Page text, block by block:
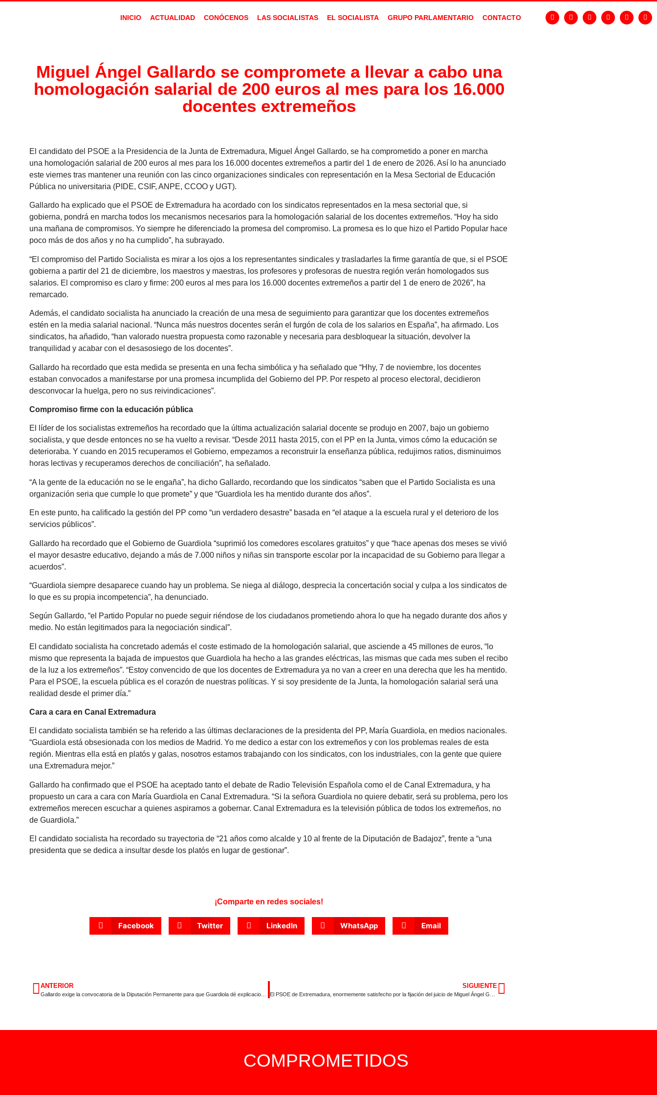
INICIO ACTUALIDAD CONÓCENOS LAS SOCIALISTAS EL SOCIALISTA GRUPO PARLAMENTARIO CONTACTO
Miguel Ángel Gallardo se compromete a llevar a cabo una
homologación salarial de 200 euros al mes para los 16.000
docentes extremeños
El candidato del PSOE a la Presidencia de la Junta de Extremadura, Miguel Ángel Gallardo, se ha comprometido a poner en marcha
una homologación salarial de 200 euros al mes para los 16.000 docentes extremeños a partir del 1 de enero de 2026. Así lo ha anunciado
este viernes tras mantener una reunión con las cinco organizaciones sindicales con representación en la Mesa Sectorial de Educación
Pública no universitaria (PIDE, CSIF, ANPE, CCOO y UGT).
Gallardo ha explicado que el PSOE de Extremadura ha acordado con los sindicatos representados en la mesa sectorial que, si
gobierna, pondrá en marcha todos los mecanismos necesarios para la homologación salarial de los docentes extremeños. “Hoy ha sido
una mañana de compromisos. Yo siempre he diferenciado la promesa del compromiso. La promesa es lo que hizo el Partido Popular hace
poco más de dos años y no ha cumplido”, ha subrayado.
“El compromiso del Partido Socialista es mirar a los ojos a los representantes sindicales y trasladarles la firme garantía de que, si el PSOE
gobierna a partir del 21 de diciembre, los maestros y maestras, los profesores y profesoras de nuestra región verán homologados sus
salarios. El compromiso es claro y firme: 200 euros al mes para los 16.000 docentes extremeños a partir del 1 de enero de 2026”, ha
remarcado.
Además, el candidato socialista ha anunciado la creación de una mesa de seguimiento para garantizar que los docentes extremeños
estén en la media salarial nacional. “Nunca más nuestros docentes serán el furgón de cola de los salarios en España”, ha afirmado. Los
sindicatos, ha añadido, “han valorado nuestra propuesta como razonable y necesaria para desbloquear la situación, devolver la
tranquilidad y acabar con el desasosiego de los docentes”.
Gallardo ha recordado que esta medida se presenta en una fecha simbólica y ha señalado que “Hhy, 7 de noviembre, los docentes
estaban convocados a manifestarse por una promesa incumplida del Gobierno del PP. Por respeto al proceso electoral, decidieron
desconvocar la huelga, pero no sus reivindicaciones”.
Compromiso firme con la educación pública
El líder de los socialistas extremeños ha recordado que la última actualización salarial docente se produjo en 2007, bajo un gobierno
socialista, y que desde entonces no se ha vuelto a revisar. “Desde 2011 hasta 2015, con el PP en la Junta, vimos cómo la educación se
deterioraba. Y cuando en 2015 recuperamos el Gobierno, empezamos a reconstruir la enseñanza pública, redujimos ratios, disminuimos
horas lectivas y recuperamos derechos de conciliación”, ha señalado.
“A la gente de la educación no se le engaña”, ha dicho Gallardo, recordando que los sindicatos “saben que el Partido Socialista es una
organización seria que cumple lo que promete” y que “Guardiola les ha mentido durante dos años”.
En este punto, ha calificado la gestión del PP como “un verdadero desastre” basada en “el ataque a la escuela rural y el deterioro de los
servicios públicos”.
Gallardo ha recordado que el Gobierno de Guardiola “suprimió los comedores escolares gratuitos” y que “hace apenas dos meses se vivió
el mayor desastre educativo, dejando a más de 7.000 niños y niñas sin transporte escolar por la incapacidad de su Gobierno para llegar a
acuerdos”.
“Guardiola siempre desaparece cuando hay un problema. Se niega al diálogo, desprecia la concertación social y culpa a los sindicatos de
lo que es su propia incompetencia”, ha denunciado.
Según Gallardo, “el Partido Popular no puede seguir riéndose de los ciudadanos prometiendo ahora lo que ha negado durante dos años y
medio. No están legitimados para la negociación sindical”.
El candidato socialista ha concretado además el coste estimado de la homologación salarial, que asciende a 45 millones de euros, “lo
mismo que representa la bajada de impuestos que Guardiola ha hecho a las grandes eléctricas, las mismas que cada mes suben el recibo
de la luz a los extremeños”. “Estoy convencido de que los docentes de Extremadura ya no van a creer en una derecha que les ha mentido.
Para el PSOE, la escuela pública es el corazón de nuestras políticas. Y si soy presidente de la Junta, la homologación salarial será una
realidad desde el primer día.”
Cara a cara en Canal Extremadura
El candidato socialista también se ha referido a las últimas declaraciones de la presidenta del PP, María Guardiola, en medios nacionales.
“Guardiola está obsesionada con los medios de Madrid. Yo me dedico a estar con los extremeños y con los problemas reales de esta
región. Mientras ella está en platós y galas, nosotros estamos trabajando con los sindicatos, con los industriales, con la gente que quiere
una Extremadura mejor.”
Gallardo ha confirmado que el PSOE ha aceptado tanto el debate de Radio Televisión Española como el de Canal Extremadura, y ha
propuesto un cara a cara con María Guardiola en Canal Extremadura. “Si la señora Guardiola no quiere debatir, será su problema, pero los
extremeños merecen escuchar a quienes aspiramos a gobernar. Canal Extremadura es la televisión pública de todos los extremeños, no
de Guardiola.”
El candidato socialista ha recordado su trayectoria de “21 años como alcalde y 10 al frente de la Diputación de Badajoz”, frente a “una
presidenta que se dedica a insultar desde los platós en lugar de gestionar”.
¡Comparte en redes sociales!
Facebook Twitter LinkedIn WhatsApp Email
ANTERIOR SIGUIENTE
COMPROMETIDOS